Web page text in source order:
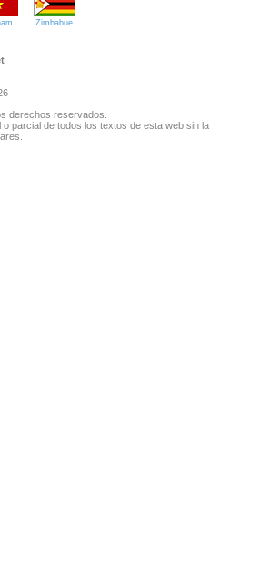
Zimbabue
derechos reservados.
parcial de todos los textos de esta web sin la